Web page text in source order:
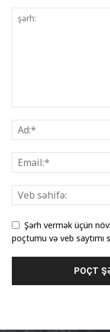
Şərh vermək üçün
poçtumu və veb saytımı